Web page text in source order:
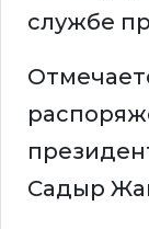
службе
Садыр